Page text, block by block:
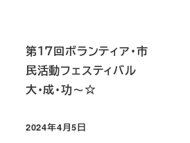
第１７回ボランティア・市
民活動フェスティバル
大・成・功～☆
投稿日
2024年4月5日